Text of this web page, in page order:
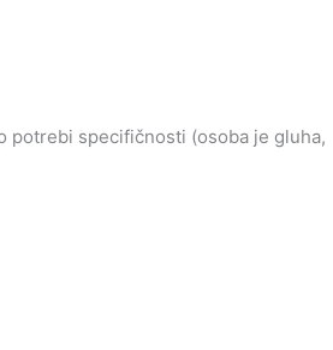
potrebi specifičnosti (osoba je gluha,